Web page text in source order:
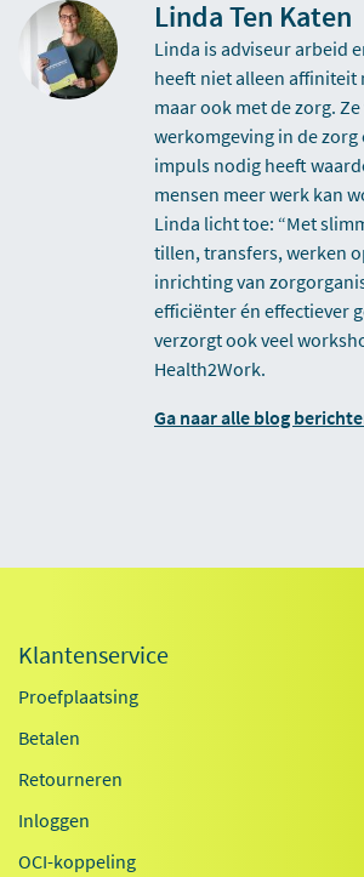
Linda Ten Katen
Linda is adviseur arbeid
heeft niet alleen affiniteit
maar ook met de zorg.
werkomgeving in de zorg
impuls nodig heeft
mensen meer werk kan
Linda licht toe: “Met
tillen, transfers, werken
inrichting van
efficiënter én effectiever
verzorgt ook veel
Health2Work.
Ga naar alle blog
Klantenservice
Proefplaatsing
Betalen
Retourneren
Inloggen
OCI-koppeling